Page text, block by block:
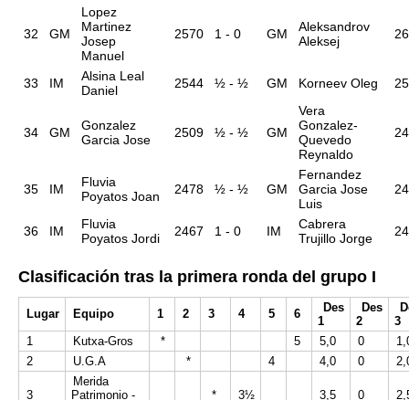
32 GM
Lopez
Martinez
Josep
Manuel
2570 1 - 0 GM
Aleksandrov
Aleksej
33 IM
Alsina Leal
Daniel
2544 ½ - ½ GM Korneev Oleg
34 GM
Gonzalez
Garcia Jose
2509 ½ - ½ GM
Vera
Gonzalez-
Quevedo
Reynaldo
35 IM
Fluvia
Poyatos Joan
2478 ½ - ½ GM
Fernandez
Garcia Jose
Luis
36 IM
Fluvia
Poyatos Jordi
2467 1 - 0 IM
Cabrera
Trujillo Jorge
Clasificación tras la primera ronda del grupo I
Lugar Equipo 1 2 3 4 5 6
Des
1
Des
2
3
1
Kutxa-Gros * 5 5,0 0
2
U.G.A * 4 4,0 0
3
Merida
Patrimonio -
* 3½ 3,5 0